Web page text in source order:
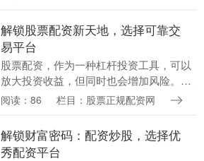
机会。 股....
解锁股票配资新天地，选择可靠交
易平台
股票配资，作为一种杠杆投资工具，可以
放大投资收益，但同时也会增加风险。因
此，选择一个可靠的交易平台至关重要。
*....
阅读：86 栏目：股票正规配资网
解锁财富密码：配资炒股，选择优
秀配资平台